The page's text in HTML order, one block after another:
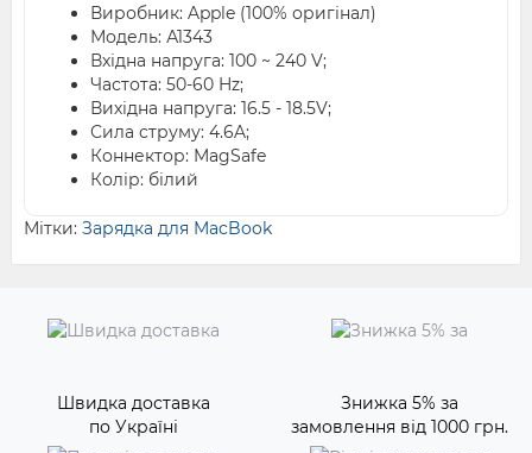
Виробник: Apple (100% оригінал)
Модель: А1343
Вхідна напруга: 100 ~ 240 V;
Частота: 50-60 Hz;
Вихідна напруга: 16.5 - 18.5V;
Сила струму: 4.6A;
Коннектор: MagSafe
Колір: білий
Мітки: Зарядка для MacBook
Швидка доставка
по Україні
Знижка 5% за
замовлення від 1000 грн.